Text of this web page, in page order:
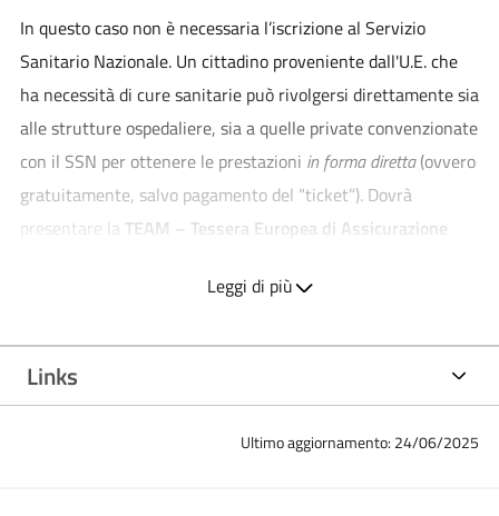
In questo caso non è necessaria l’iscrizione al Servizio
Sanitario Nazionale. Un cittadino proveniente dall'U.E. che
ha necessità di cure sanitarie può rivolgersi direttamente sia
alle strutture ospedaliere, sia a quelle private convenzionate
con il SSN per ottenere le prestazioni in forma diretta(ovvero
gratuitamente, salvo pagamento del “ticket”). Dovrà
presentare la TEAM – Tessera Europea di Assicurazione
1) se il cittadino
, deve recarsi
ai competenti uffici A.S.L., e chiedere un attestato
sostitutivo. Senza questo certificato sostitutivo l’assistito
Leggi di più
Links
Ultimo aggiornamento: 24/06/2025